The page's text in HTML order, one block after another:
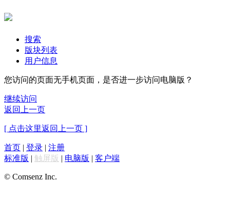
搜索
版块列表
用户信息
您访问的页面无手机页面，是否进一步访问电脑版？
继续访问
返回上一页
[ 点击这里返回上一页 ]
首页 | 登录 | 注册
标准版 | 触屏版 | 电脑版 | 客户端
© Comsenz Inc.